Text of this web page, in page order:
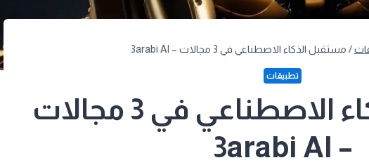
/ مستقبل الذكاء الاصطناعي في 3 مجالات – 3arabi AI
تطبيقات
مستقبل الذكاء الاصطناعي في 3 مجالات
– 3arabi AI